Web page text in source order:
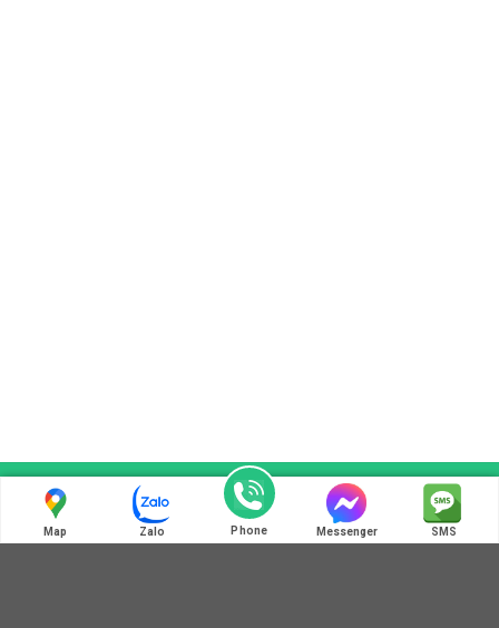
Map Zalo Phone Messenger SMS
Liên hệ chúng tôi